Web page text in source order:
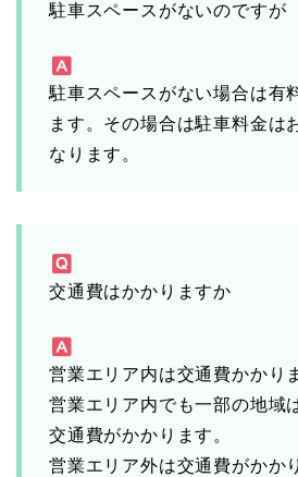
駐車スペースがないのですが
駐車スペースがない場合は有
ます。その場合は駐車料金は
なります。
交通費はかかりますか
営業エリア内は交通費かかり
営業エリア内でも一部の地域
交通費がかかります。
営業エリア外は交通費がかか